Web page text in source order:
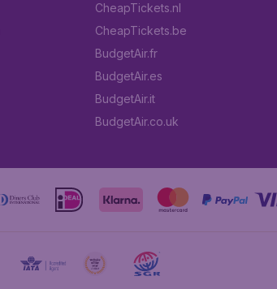
CheapTickets.nl
CheapTickets.be
BudgetAir.fr
BudgetAir.es
BudgetAir.it
BudgetAir.co.uk